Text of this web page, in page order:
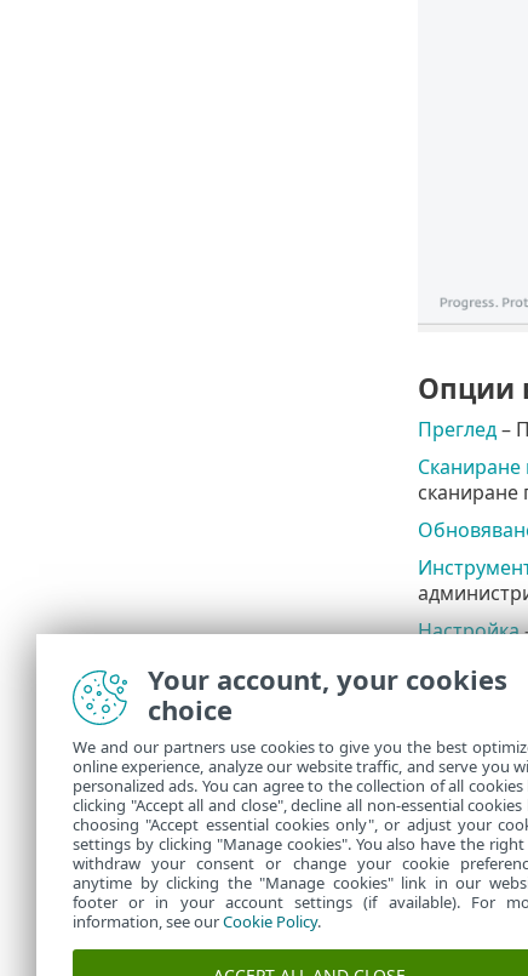
Опции
Преглед–
Сканиране
сканиране
Настройка
Помощ и
Акаунт в
в ESET
абонамент
Your account, your cookies
choice
We and our partners use cookies to give you the best
online experience, analyze our website traffic, and serve you
personalized ads. You can agree to the collection of all cookies
clicking "Accept all and close", decline all non-essential cookies
choosing "Accept essential cookies only", or adjust your
settings by clicking "Manage cookies". You also have the
withdraw your consent or change your cookie
anytime by clicking the "Manage cookies" link in our
footer or in your account settings (if available). For
information, see ourCookie Policy.